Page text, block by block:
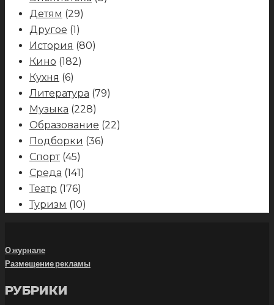
Детям (29)
Другое (1)
История (80)
Кино (182)
Кухня (6)
Литература (79)
Музыка (228)
Образование (22)
Подборки (36)
Спорт(45)
Среда (141)
Театр (176)
Туризм (10)
О журнале
Размещение рекламы
РУБРИКИ